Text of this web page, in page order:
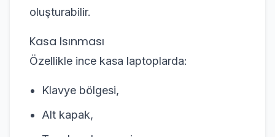
oluşturabilir.
Kasa Isınması
Özellikle ince kasa laptoplarda:
Klavye bölgesi,
Alt kapak,